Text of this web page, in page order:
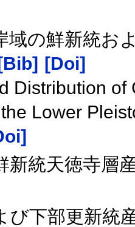
域の鮮新統お
[Doi]
Distribution
Lower
新統天徳寺層
び下部更新統